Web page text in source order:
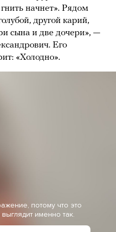
начнет». Рядом
другой карий,
сына и две дочери», —
Его
«Холодно».
потому что это
именно так.